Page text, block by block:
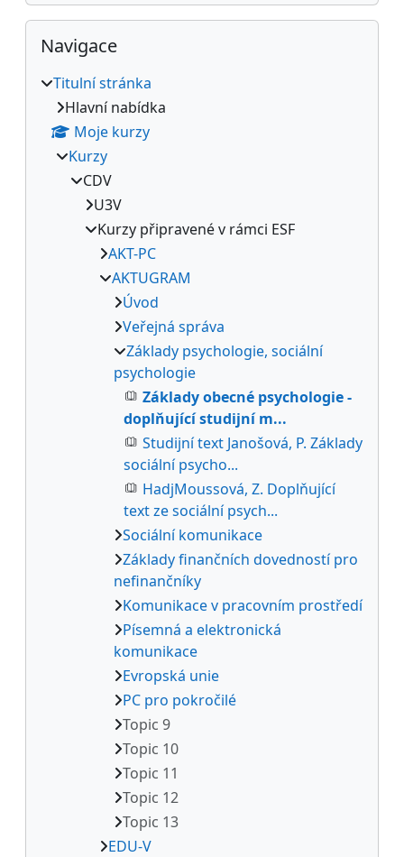
Přeskočit: Navigace
Navigace
Titulní stránka
Hlavní nabídka
Moje kurzy
Kurzy
CDV
U3V
Kurzy připravené v rámci ESF
AKT-PC
AKTUGRAM
Úvod
Veřejná správa
Základy psychologie, sociální
psychologie
Základy obecné psychologie -
doplňující studijní m...
Studijní text Janošová, P. Základy
sociální psycho...
HadjMoussová, Z. Doplňující
text ze sociální psych...
Sociální komunikace
Základy finančních dovedností pro
nefinančníky
Komunikace v pracovním prostředí
Písemná a elektronická
komunikace
Evropská unie
PC pro pokročilé
Topic 9
Topic 10
Topic 11
Topic 12
Topic 13
EDU-V